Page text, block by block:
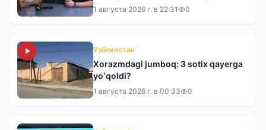
tadbirkor tergovdan norozi
1 августа 2026 г. в 22:31 0
Узбекистан
Xorazmdagi jumboq: 3 sotix qayerga
yoʻqoldi?
1 августа 2026 г. в 00:33 0